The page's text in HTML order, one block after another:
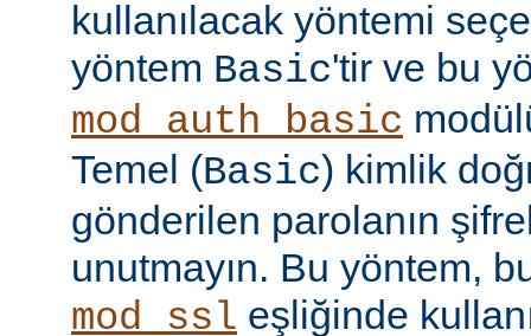
kullanılacak yöntemi
yöntem Basic'tir ve bu
mod_auth_basic
Temel (Basic) kimlik
gönderilen parolanın
unutmayın. Bu yöntem,
mod_ssl eşliğinde